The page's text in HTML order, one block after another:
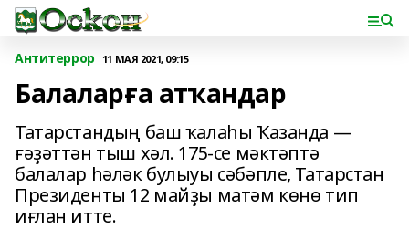
Антитеррор 11 МАЯ 2021, 09:15
Балаларға атҡандар
Татарстандың баш ҡалаһы Ҡазанда —
ғәҙәттән тыш хәл. 175-се мәктәптә
балалар һәләк булыуы сәбәпле, Татарстан
Президенты 12 майҙы матәм көнө тип
иғлан итте.